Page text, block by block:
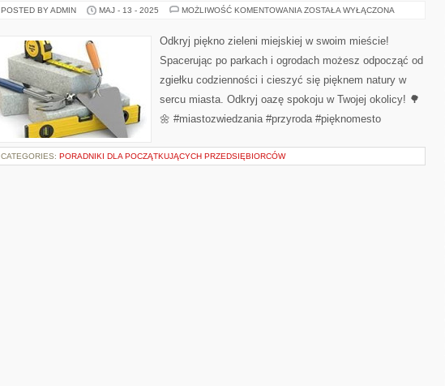
POSTED BY ADMIN MAJ - 13 - 2025 MOŻLIWOŚĆ KOMENTOWANIA ODKRYJ
MIEJSKIEJ
W
MIEŚCIE
ZOSTAŁA WYŁĄCZONA
Odkryj piękno zieleni miejskiej w swoim mieście!
Spacerując po parkach i ogrodach możesz odpocząć od
zgiełku codzienności i cieszyć się pięknem natury w
sercu miasta. Odkryj oazę spokoju w Twojej okolicy! 🌳
🌼 #miastozwiedzania #przyroda #pięknomesto
CATEGORIES: PORADNIKI DLA POCZĄTKUJĄCYCH PRZEDSIĘBIORCÓW